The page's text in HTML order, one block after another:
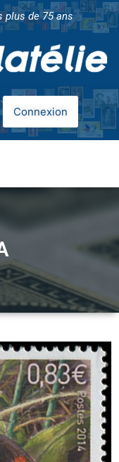
plus de 75 ans
Connexion